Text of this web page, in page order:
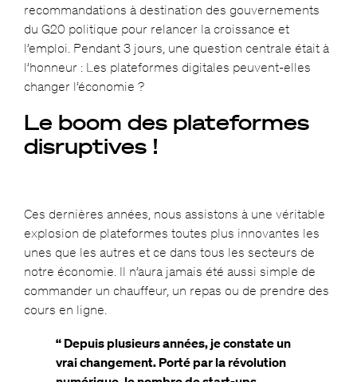
recommandations à destination des gouvernements
du G20 politique pour relancer la croissance et
l’emploi. Pendant 3 jours, une question centrale était à
l’honneur : Les plateformes digitales peuvent-elles
changer l’économie ?
Le boom des plateformes
disruptives !
Ces dernières années, nous assistons à une véritable
explosion de plateformes toutes plus innovantes les
unes que les autres et ce dans tous les secteurs de
notre économie. Il n’aura jamais été aussi simple de
commander un chauffeur, un repas ou de prendre des
cours en ligne.
“ Depuis plusieurs années, je constate un
vrai changement. Porté par la révolution